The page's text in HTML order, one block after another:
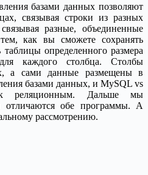
базами данных позволяют
связывая строки из разных
разные, объединенные
как вы сможете сохранять
определенного размера
каждого столбца. Столбы
а сами данные размещены в
базами данных, и MySQL vs
к реляционным. Дальше мы
отличаются обе программы. А
рассмотрению.